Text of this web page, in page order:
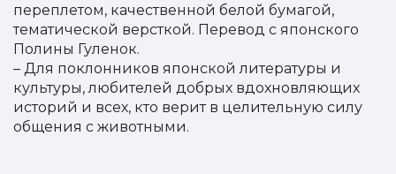
переплетом, качественной белой бумагой,
тематической версткой. Перевод с японского
Полины Гуленок.
– Для поклонников японской литературы и
культуры, любителей добрых вдохновляющих
историй и всех, кто верит в целительную силу
общения с животными.